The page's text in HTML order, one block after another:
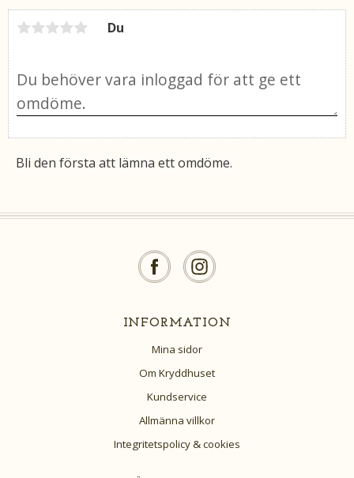
k
Du
Bli den första att lämna ett omdöme.
INFORMATION
Mina sidor
Om Kryddhuset
Kundservice
Allmänna villkor
Integritetspolicy & cookies